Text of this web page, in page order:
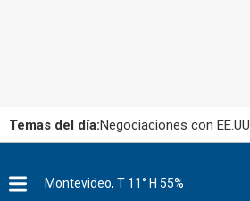
Temas del día:Negociaciones con EE.UU.
Montevideo, T 11° H 55%